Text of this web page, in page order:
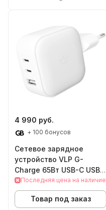
4 990 руб.
+ 100 бонусов
Сетевое зарядное
устройство VLP G-
Charge 65Вт USB-C USB-
A (Белый)
Последняя цена на наличие
Товар под заказ